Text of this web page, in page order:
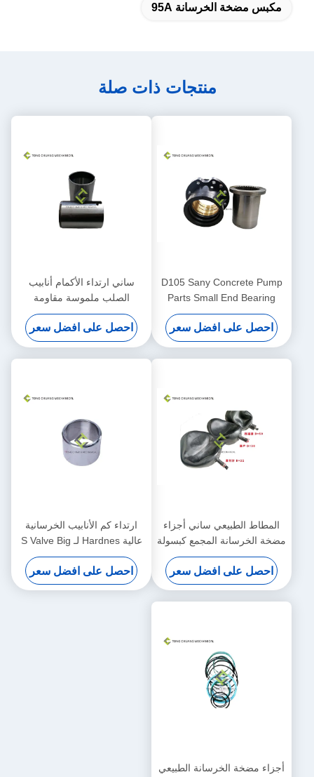
مكبس مضخة الخرسانة 95A
منتجات ذات صلة
D105 Sany Concrete Pump
Parts Small End Bearing
Block Assembly
احصل على افضل سعر
ساني ارتداء الأكمام أنابيب
الصلب ملموسة مقاومة
للخرسانة
احصل على افضل سعر
المطاط الطبيعي ساني أجزاء
مضخة الخرسانة المجمع كبسولة
احصل على افضل سعر
ارتداء كم الأنابيب الخرسانية
عالية Hardnes لـ S Valve Big
End
احصل على افضل سعر
أجزاء مضخة الخرسانة الطبيعي